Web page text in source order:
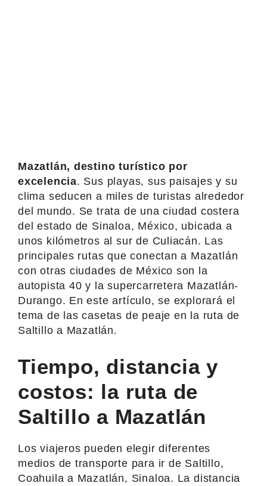
Mazatlán, destino turístico por
excelencia. Sus playas, sus paisajes y su
clima seducen a miles de turistas alrededor
del mundo. Se trata de una ciudad costera
del estado de Sinaloa, México, ubicada a
unos kilómetros al sur de Culiacán. Las
principales rutas que conectan a Mazatlán
con otras ciudades de México son la
autopista 40 y la supercarretera Mazatlán-
Durango. En este artículo, se explorará el
tema de las casetas de peaje en la ruta de
Saltillo a Mazatlán.
Tiempo, distancia y
costos: la ruta de
Saltillo a Mazatlán
Los viajeros pueden elegir diferentes
medios de transporte para ir de Saltillo,
Coahuila a Mazatlán, Sinaloa. La distancia